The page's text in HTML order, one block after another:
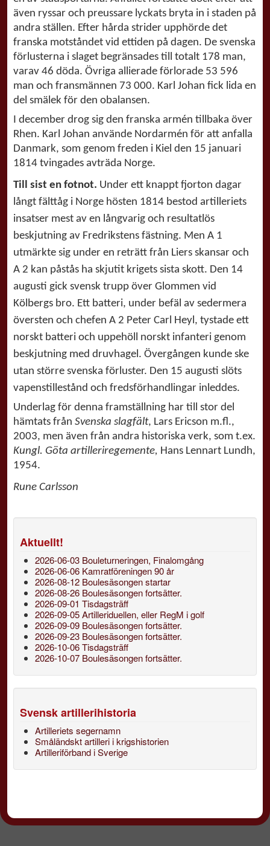
även ryssar och preussare lyckats bryta in i staden på
andra ställen. Efter hårda strider upphörde det
franska motståndet vid ettiden på dagen. De svenska
förlusterna i slaget begränsades till totalt 178 man,
varav 46 döda. Övriga allierade förlorade 53 596
man och fransmännen 73 000. Karl Johan fick lida en
del smälek för den obalansen.
I december drog sig den franska armén tillbaka över
Rhen. Karl Johan använde Nordarmén för att anfalla
Danmark, som genom freden i Kiel den 15 januari
1814 tvingades avträda Norge.
Till sist en fotnot. Under ett knappt fjorton dagar
långt fälttåg i Norge hösten 1814 bestod artilleriets
insatser mest av en långvarig och resultatlös
beskjutning av Fredrikstens fästning. Men A 1
utmärkte sig under en reträtt från Liers skansar och
A 2 kan påstås ha skjutit krigets sista skott. Den 14
augusti gick svensk trupp över Glommen vid
Kölbergs bro. Ett batteri, under befäl av sedermera
översten och chefen A 2 Peter Carl Heyl, tystade ett
norskt batteri och uppehöll norskt infanteri genom
beskjutning med druvhagel. Övergången kunde ske
utan större svenska förluster. Den 15 augusti slöts
vapenstillestånd och fredsförhandlingar inleddes.
Underlag för denna framställning har till stor del
hämtats från Svenska slagfält, Lars Ericson m.fl.,
2003, men även från andra historiska verk, som t.ex.
Kungl. Göta artilleriregemente, Hans Lennart Lundh,
1954.
Rune Carlsson
Aktuellt!
2026-06-03 Bouleturneringen, Finalomgång
2026-06-06 Kamratföreningen 90 år
2026-08-12 Boulesäsongen startar
2026-08-26 Boulesäsongen fortsätter.
2026-09-01 Tisdagsträff
2026-09-05 Artilleriduellen, eller RegM i golf
2026-09-09 Boulesäsongen fortsätter.
2026-09-23 Boulesäsongen fortsätter.
2026-10-06 Tisdagsträff
2026-10-07 Boulesäsongen fortsätter.
Svensk artillerihistoria
Artilleriets segernamn
Småländskt artilleri i krigshistorien
Artilleriförband i Sverige